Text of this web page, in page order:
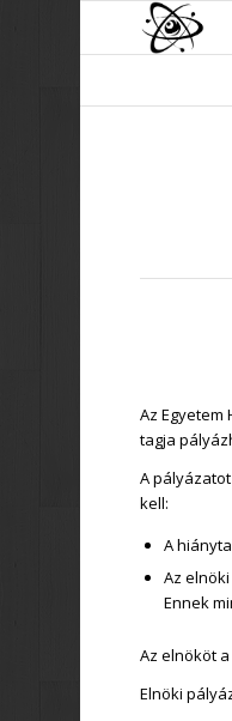
Az
tagja
A
kell:
A
Az
Ennek
Az elnököt
Elnöki